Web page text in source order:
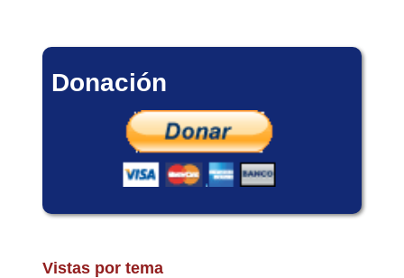
Donación
Vistas por tema